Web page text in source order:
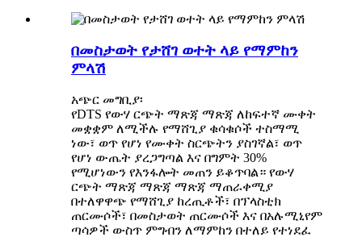
በመስታወት የታሸገ ወተት ላይ የማምከን
ምላሽ
አጭር መግቢያ፡
የDTS የውሃ ርጭት ማጽጃ ማጽጃ ለከፍተኛ ሙቀት
መቋቋም ለሚችሉ የማሸጊያ ቁሳቁሶች ተስማሚ
ነው፣ ወጥ የሆነ የሙቀት ስርጭትን ያስገኛል፣ ወጥ
የሆነ ውጤት ያረጋግጣል እና በግምት 30%
የሚሆነውን የእንፋሎት መጠን ይቆጥባል። የውሃ
ርጭት ማጽጃ ማጽጃ ማጽጃ ማጠራቀሚያ
በተለዋዋጭ የማሸጊያ ከረጢቶች፣ በፕላስቲክ
ጠርሙሶች፣ በመስታወት ጠርሙሶች እና በአሉሚኒየም
ጣሳዎች ውስጥ ምግብን ለማምከን በተለይ የተነደፈ